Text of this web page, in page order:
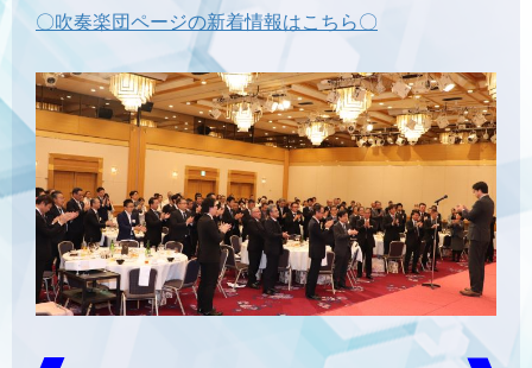
〇吹奏楽団ページの新着情報はこちら〇